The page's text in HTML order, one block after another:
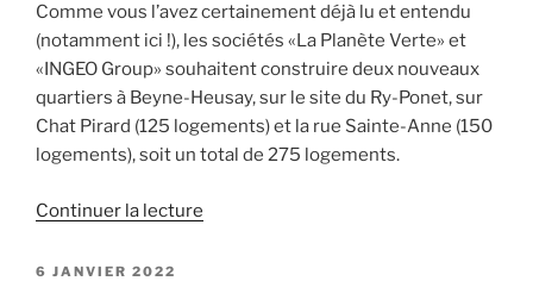
Comme vous l’avez certainement déjà lu et entendu
(notamment ici !), les sociétés «La Planète Verte» et
«INGEO Group» souhaitent construire deux nouveaux
quartiers à Beyne-Heusay, sur le site du Ry-Ponet, sur
Chat Pirard (125 logements) et la rue Sainte-Anne (150
logements), soit un total de 275 logements.
Continuer la lecture
PUBLIÉ
6 JANVIER 2022